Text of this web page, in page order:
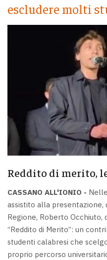
escludere molti
Reddito di merito,
CASSANO ALL'IONIO -
assistito alla
Regione, Roberto
“Reddito di Merito”: un
studenti calabresi che
proprio percorso